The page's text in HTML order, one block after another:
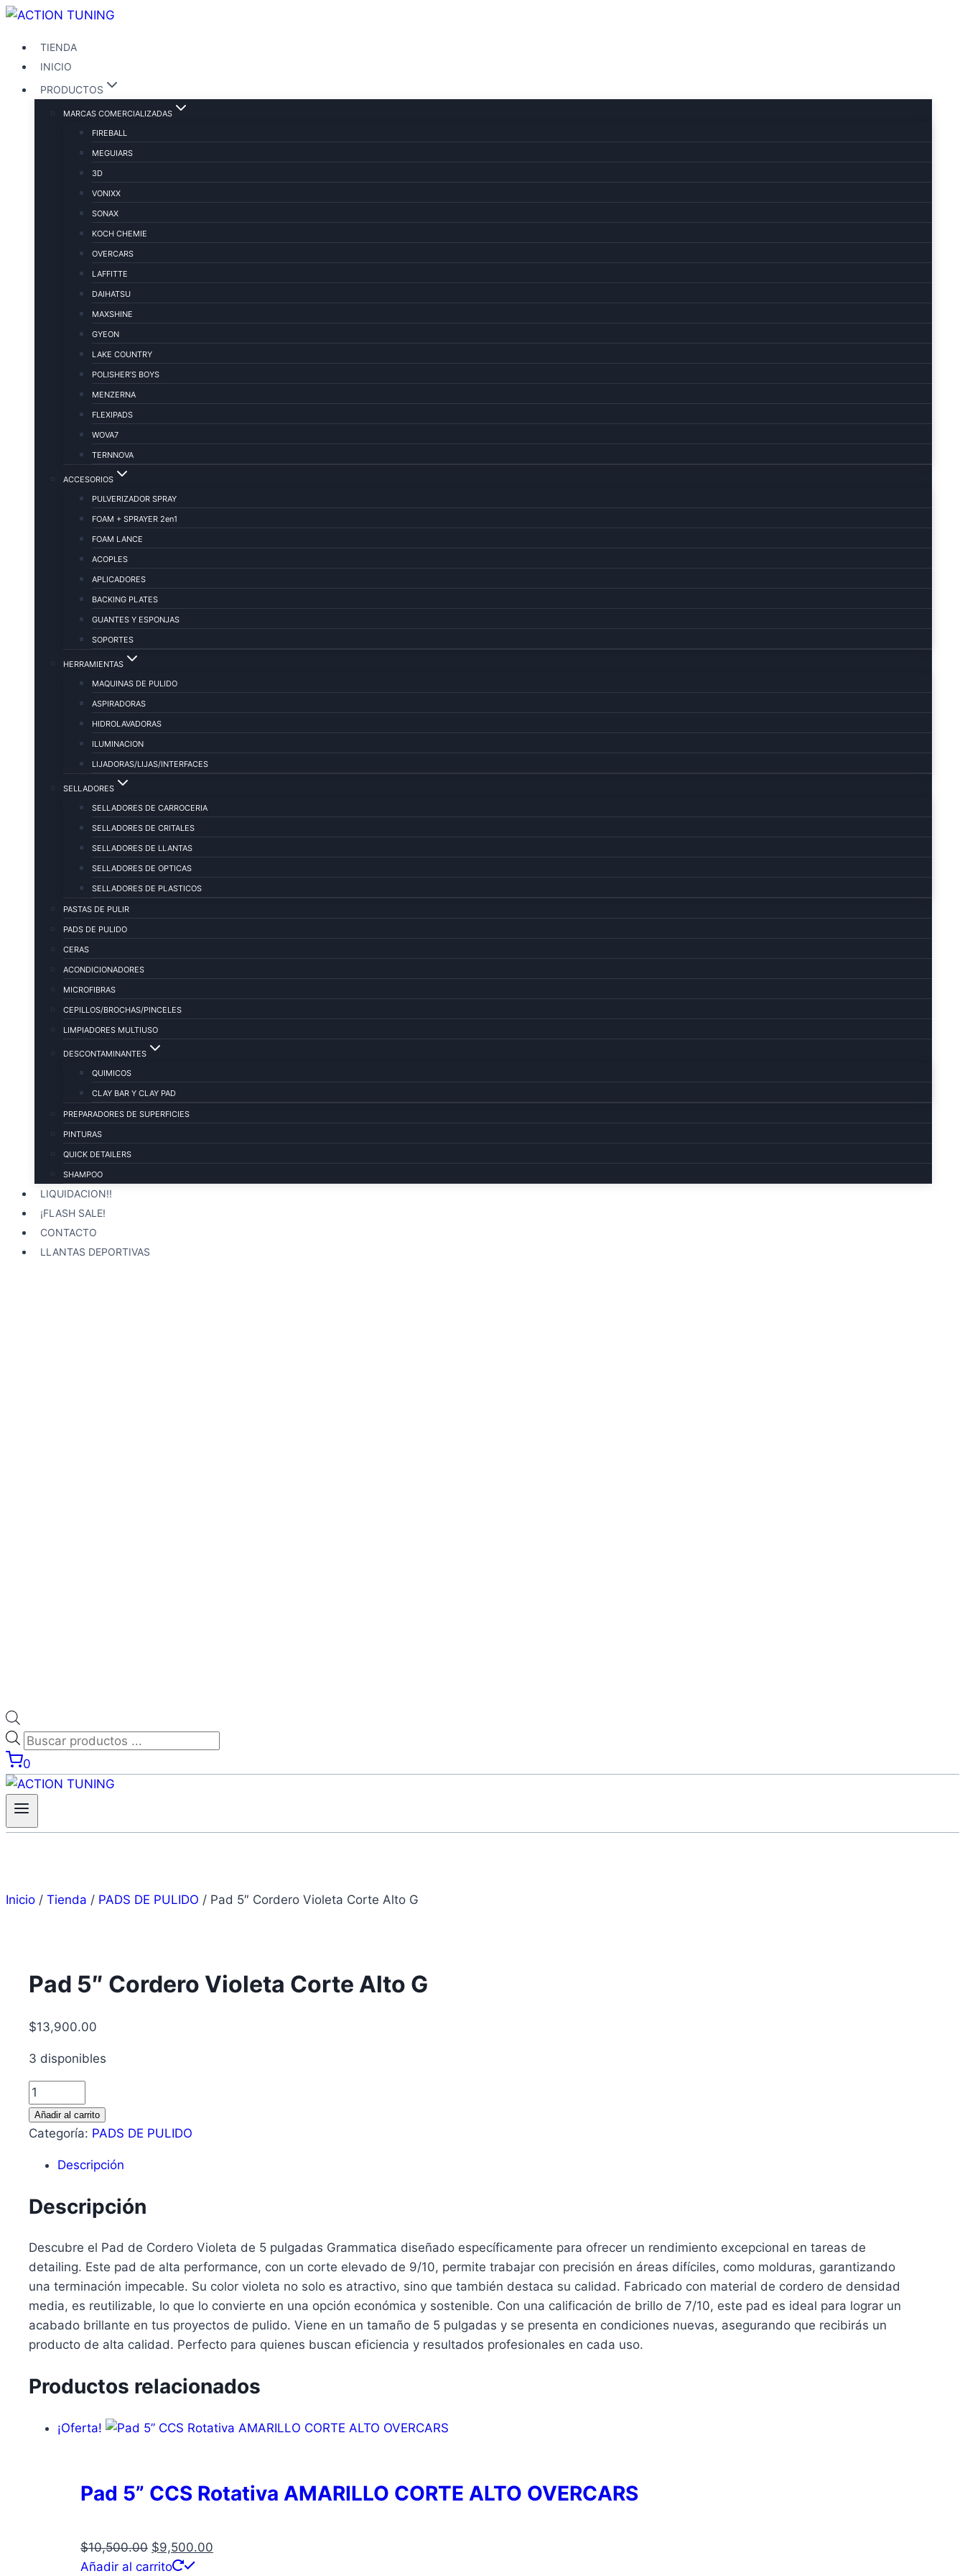
Saltar
contenido
TIENDA
INICIO
PRODUCTOS
MARCAS COMERCIALIZADAS
FIREBALL
MEGUIARS
3D
VONIXX
SONAX
KOCH CHEMIE
OVERCARS
LAFFITTE
DAIHATSU
MAXSHINE
GYEON
LAKE COUNTRY
POLISHER’S BOYS
MENZERNA
FLEXIPADS
WOVA7
TERNNOVA
ACCESORIOS
PULVERIZADOR SPRAY
FOAM + SPRAYER 2en1
FOAM LANCE
ACOPLES
APLICADORES
BACKING PLATES
GUANTES Y ESPONJAS
SOPORTES
HERRAMIENTAS
MAQUINAS DE PULIDO
ASPIRADORAS
HIDROLAVADORAS
ILUMINACION
LIJADORAS/LIJAS/INTERFACES
SELLADORES
SELLADORES DE CARROCERIA
SELLADORES DE CRITALES
SELLADORES DE LLANTAS
SELLADORES DE OPTICAS
SELLADORES DE PLASTICOS
PASTAS DE PULIR
PADS DE PULIDO
CERAS
ACONDICIONADORES
MICROFIBRAS
CEPILLOS/BROCHAS/PINCELES
LIMPIADORES MULTIUSO
DESCONTAMINANTES
QUIMICOS
CLAY BAR Y CLAY PAD
PREPARADORES DE SUPERFICIES
PINTURAS
QUICK DETAILERS
SHAMPOO
LIQUIDACION!!
¡FLASH SALE!
CONTACTO
LLANTAS DEPORTIVAS
Búsqueda
de
productos
0
Inicio / Tienda / PADS DE PULIDO / Pad 5″ Cordero Violeta Corte Alto G
Pad 5″ Cordero Violeta Corte Alto G
$13,900.00
3 disponibles
Pad
5"
Cordero
Corte
G
Añadir al carrito
Categoría: PADS DE PULIDO
Descripción
Descripción
Descubre el Pad de Cordero Violeta de 5 pulgadas Grammatica diseñado específicamente para ofrecer un rendimiento excepcional en tareas de
detailing. Este pad de alta performance, con un corte elevado de 9/10, permite trabajar con precisión en áreas difíciles, como molduras, garantizando
una terminación impecable. Su color violeta no solo es atractivo, sino que también destaca su calidad. Fabricado con material de cordero de densidad
media, es reutilizable, lo que lo convierte en una opción económica y sostenible. Con una calificación de brillo de 7/10, este pad es ideal para lograr un
acabado brillante en tus proyectos de pulido. Viene en un tamaño de 5 pulgadas y se presenta en condiciones nuevas, asegurando que recibirás un
producto de alta calidad. Perfecto para quienes buscan eficiencia y resultados profesionales en cada uso.
Productos relacionados
¡Oferta!
Pad 5” CCS Rotativa AMARILLO CORTE ALTO OVERCARS
$10,500.00 El
precio
$9,500.00
Añadir al carrito